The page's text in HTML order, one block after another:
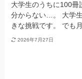
大学生のうちに100冊
分からない…。 大学
きな挑戦です。 でも
2026年7月27日